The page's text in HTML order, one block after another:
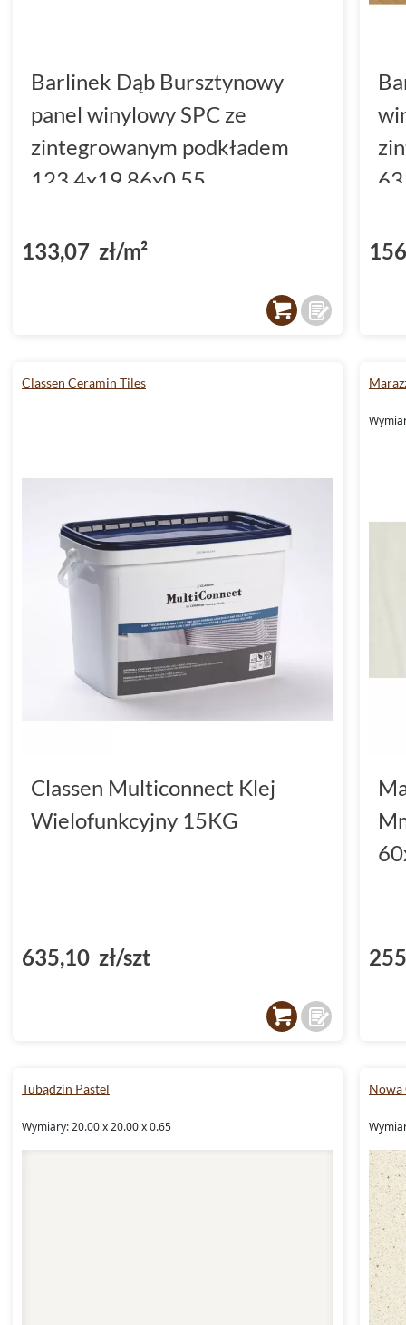
Barlinek Dąb Bursztynowy
panel winylowy SPC ze
zintegrowanym podkładem
123.4x19.86x0.55
133,07 zł/m²
Classen Ceramin Tiles
Classen Multiconnect Klej
Wielofunkcyjny 15KG
635,10 zł/szt
Tubądzin Pastel
Wymiary: 20.00 x 20.00 x 0.65
Nowa